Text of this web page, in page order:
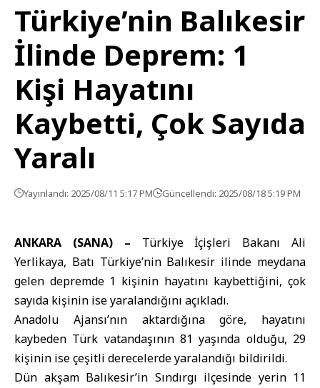
Türkiye’nin Balıkesir
İlinde Deprem: 1
Kişi Hayatını
Kaybetti, Çok Sayıda
Yaralı
Yayınlandı: 2025/08/11 5:17 PM Güncellendi: 2025/08/18 5:19 PM
ANKARA (SANA) – Türkiye İçişleri Bakanı Ali
Yerlikaya, Batı Türkiye’nin Balıkesir ilinde meydana
gelen depremde 1 kişinin hayatını kaybettiğini, çok
sayıda kişinin ise yaralandığını açıkladı.
Anadolu Ajansı’nın aktardığına göre, hayatını
kaybeden Türk vatandaşının 81 yaşında olduğu, 29
kişinin ise çeşitli derecelerde yaralandığı bildirildi.
Dün akşam Balıkesir’in Sındırgı ilçesinde yerin 11